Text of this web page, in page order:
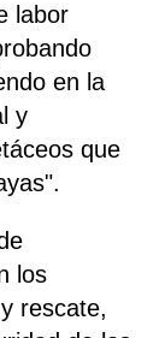
labor
en la
y
que
los
rescate,